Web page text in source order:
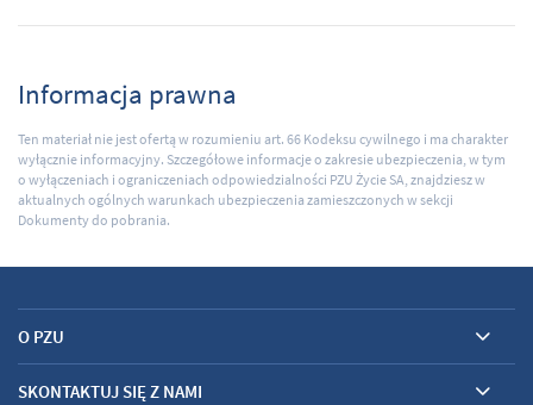
Informacja prawna
Ten materiał nie jest ofertą w rozumieniu art. 66 Kodeksu cywilnego i ma charakter
wyłącznie informacyjny. Szczegółowe informacje o zakresie ubezpieczenia, w tym
o wyłączeniach i ograniczeniach odpowiedzialności PZU Życie SA, znajdziesz w
aktualnych ogólnych warunkach ubezpieczenia zamieszczonych w sekcji
Dokumenty do pobrania.
O PZU
SKONTAKTUJ SIĘ Z NAMI